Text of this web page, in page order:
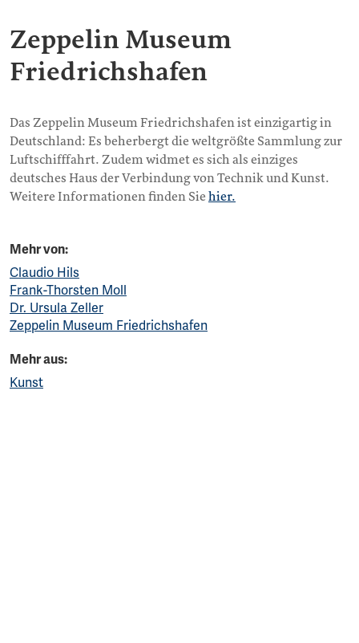
Zeppelin Museum
Friedrichshafen
Das Zeppelin Museum Friedrichshafen ist einzigartig in
Deutschland: Es beherbergt die weltgrößte Sammlung zur
Luftschifffahrt. Zudem widmet es sich als einziges
deutsches Haus der Verbindung von Technik und Kunst.
Weitere Informationen finden Sie hier.
Mehr von:
Claudio Hils
Frank-Thorsten Moll
Dr. Ursula Zeller
Zeppelin Museum Friedrichshafen
Mehr aus:
Kunst